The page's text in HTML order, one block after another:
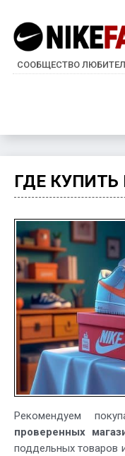
СООБЩЕСТВО
ГДЕ КУПИТЬ
Рекомендуем
проверенных
поддельных товаров